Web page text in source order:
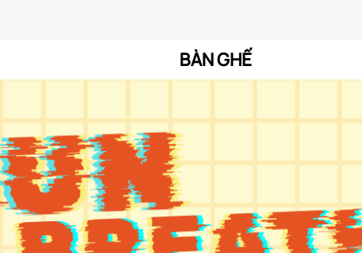
BÀN GHẾ